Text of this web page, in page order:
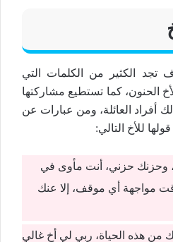
تجد الكثير من الكلمات التي
الحنون، كما تستطيع مشاركتها
أفراد العائلة، ومن عبارات عن
للأخ التالي:
وحزنك حزني، أنت مأوى في
مواجهة أي موقف، إلا عنك
من هذه الحياة، ربي لي أخ غالي